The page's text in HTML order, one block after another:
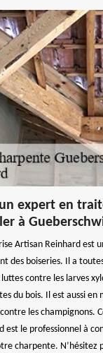
expert en
à
Artisan Reinhard est
des boiseries. Il a
contre les larves
du bois. Il est aussi en
les champignons.
est le professionnel à
charpente. N’hésitez